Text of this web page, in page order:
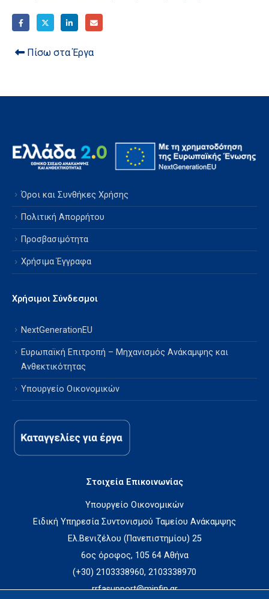
Πίσω στα Έργα
Όροι και Συνθήκες Χρήσης
Πολιτική Απορρήτου
Προσβασιμότητα
Χρήσιμα Έγγραφα
Χρήσιμοι Σύνδεσμοι
NextGenerationEU
Ευρωπαϊκή Επιτροπή – Μηχανισμός Ανάκαμψης και
Ανθεκτικότητας
Υπουργείο Οικονομικών
Στοιχεία Επικοινωνίας
Υπουργείο Οικονομικών
Ειδική Υπηρεσία Συντονισμού Ταμείου Ανάκαμψης
Ελ.Βενιζέλου (Πανεπιστημίου) 25
6ος όροφος, 105 64 Αθήνα
(+30) 2103338960, 2103338970
rrfasupport@minfin.gr